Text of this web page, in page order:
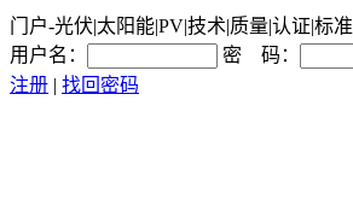
门户-光伏|太阳能|PV|技术|质量|认证|标准
用户名：
密 码：
注册 | 找回密码